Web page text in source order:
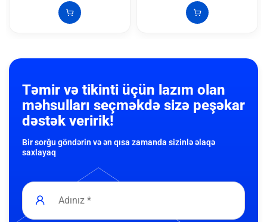
Təmir və tikinti üçün lazım olan
məhsulları seçməkdə sizə peşəkar
dəstək veririk!
Bir sorğu göndərin və ən qısa zamanda sizinlə əlaqə
saxlayaq